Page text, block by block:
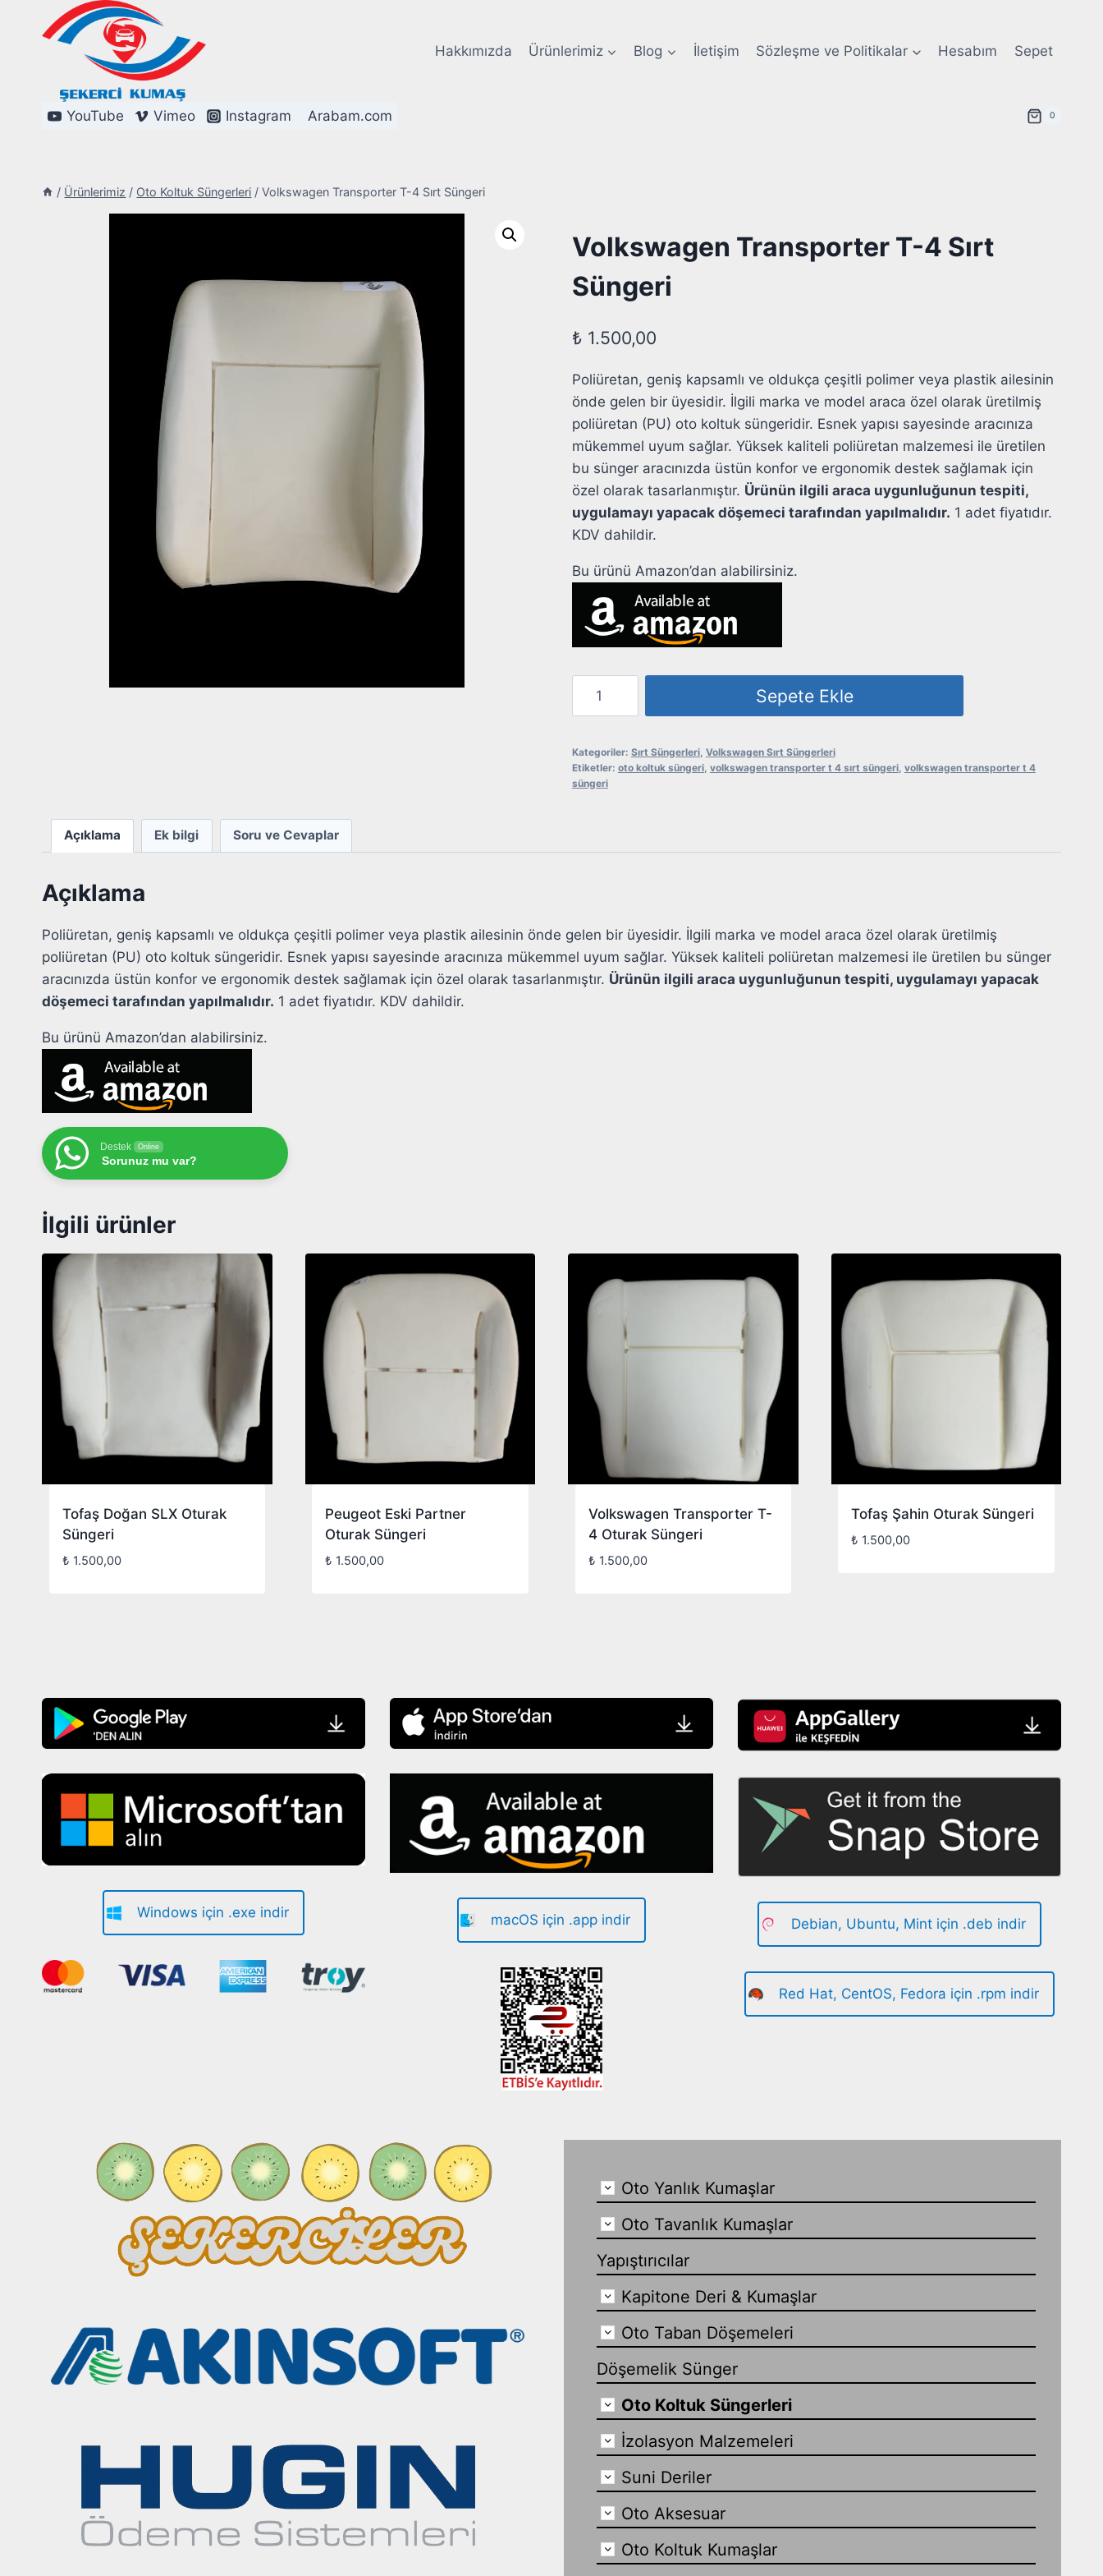
Hakkımızda Ürünlerimiz Blog İletişim Sözleşme ve Politikalar Hesabım Sepet
YouTube Vimeo Instagram Arabam.com 0
/ Ürünlerimiz / Oto Koltuk Süngerleri / Volkswagen Transporter T-4 Sırt Süngeri
Volkswagen Transporter T-4 Sırt
Süngeri
₺ 1.500,00
Poliüretan, geniş kapsamlı ve oldukça çeşitli polimer veya plastik ailesinin
önde gelen bir üyesidir. İlgili marka ve model araca özel olarak üretilmiş
poliüretan (PU) oto koltuk süngeridir. Esnek yapısı sayesinde aracınıza
mükemmel uyum sağlar. Yüksek kaliteli poliüretan malzemesi ile üretilen
bu sünger aracınızda üstün konfor ve ergonomik destek sağlamak için
özel olarak tasarlanmıştır. Ürünün ilgili araca uygunluğunun tespiti,
uygulamayı yapacak döşemeci tarafından yapılmalıdır. 1 adet fiyatıdır.
KDV dahildir.
Bu ürünü Amazon’dan alabilirsiniz.
4
Sırt
Sepete Ekle
Kategoriler: Sırt Süngerleri, Volkswagen Sırt Süngerleri
Etiketler: oto koltuk süngeri, volkswagen transporter t 4 sırt süngeri, volkswagen transporter t 4
süngeri
Açıklama Ek bilgi Soru ve Cevaplar
Açıklama
Poliüretan, geniş kapsamlı ve oldukça çeşitli polimer veya plastik ailesinin önde gelen bir üyesidir. İlgili marka ve model araca özel olarak üretilmiş
poliüretan (PU) oto koltuk süngeridir. Esnek yapısı sayesinde aracınıza mükemmel uyum sağlar. Yüksek kaliteli poliüretan malzemesi ile üretilen bu sünger
aracınızda üstün konfor ve ergonomik destek sağlamak için özel olarak tasarlanmıştır. Ürünün ilgili araca uygunluğunun tespiti, uygulamayı yapacak
döşemeci tarafından yapılmalıdır. 1 adet fiyatıdır. KDV dahildir.
Bu ürünü Amazon’dan alabilirsiniz.
Destek Online
Sorunuz mu var?
İlgili ürünler
Tofaş Doğan SLX Oturak
Süngeri
₺ 1.500,00
Peugeot Eski Partner
Oturak Süngeri
₺ 1.500,00
Volkswagen Transporter T-
4 Oturak Süngeri
₺ 1.500,00
Tofaş Şahin Oturak Süngeri
₺ 1.500,00
Windows için .exe indir macOS için .app indir Debian, Ubuntu, Mint için .deb indir
Red Hat, CentOS, Fedora için .rpm indir
Oto Yanlık Kumaşlar
Oto Tavanlık Kumaşlar
Yapıştırıcılar
Kapitone Deri & Kumaşlar
Oto Taban Döşemeleri
Döşemelik Sünger
Oto Koltuk Süngerleri
İzolasyon Malzemeleri
Suni Deriler
Oto Aksesuar
Oto Koltuk Kumaşlar